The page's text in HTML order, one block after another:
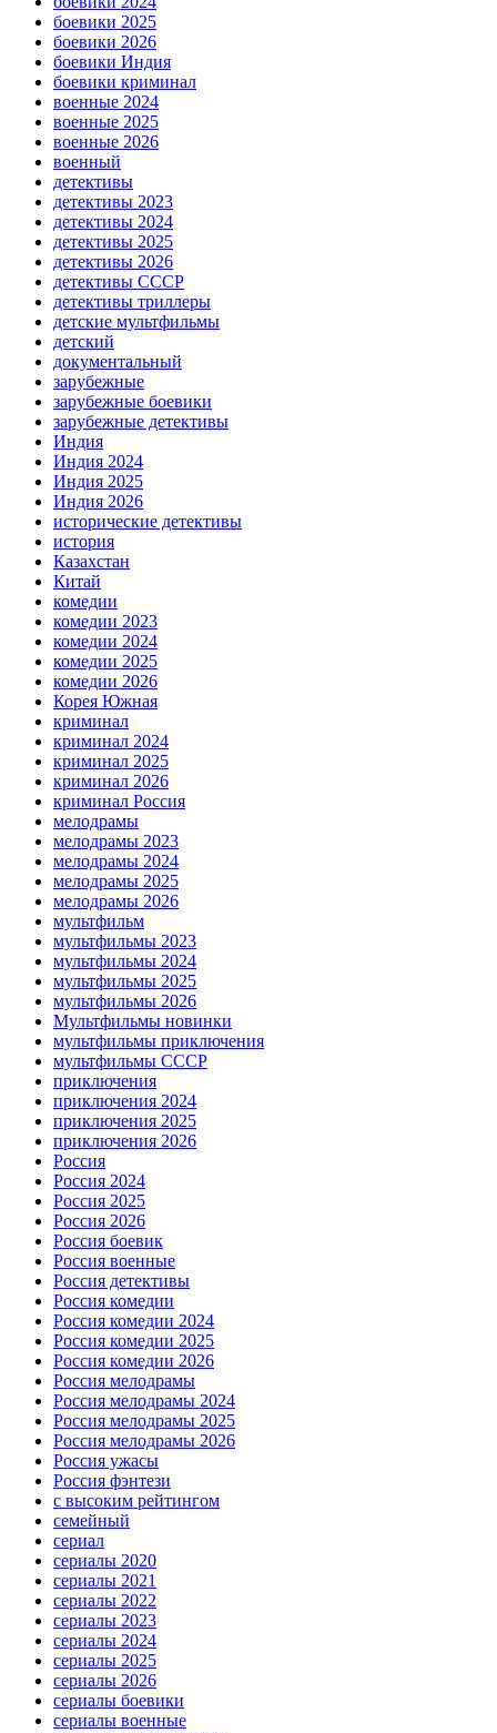
боевики 2025
боевики 2026
боевики Индия
боевики криминал
военные 2024
военные 2025
военные 2026
военный
детективы
детективы 2023
детективы 2024
детективы 2025
детективы 2026
детективы СССР
детективы триллеры
детские мультфильмы
детский
документальный
зарубежные
зарубежные боевики
зарубежные детективы
Индия
Индия 2024
Индия 2025
Индия 2026
исторические детективы
история
Казахстан
Китай
комедии
комедии 2023
комедии 2024
комедии 2025
комедии 2026
Корея Южная
криминал
криминал 2024
криминал 2025
криминал 2026
криминал Россия
мелодрамы
мелодрамы 2023
мелодрамы 2024
мелодрамы 2025
мелодрамы 2026
мультфильм
мультфильмы 2023
мультфильмы 2024
мультфильмы 2025
мультфильмы 2026
Мультфильмы новинки
мультфильмы приключения
мультфильмы СССР
приключения
приключения 2024
приключения 2025
приключения 2026
Россия
Россия 2024
Россия 2025
Россия 2026
Россия боевик
Россия военные
Россия детективы
Россия комедии
Россия комедии 2024
Россия комедии 2025
Россия комедии 2026
Россия мелодрамы
Россия мелодрамы 2024
Россия мелодрамы 2025
Россия мелодрамы 2026
Россия ужасы
Россия фэнтези
с высоким рейтингом
семейный
сериал
сериалы 2020
сериалы 2021
сериалы 2022
сериалы 2023
сериалы 2024
сериалы 2025
сериалы 2026
сериалы боевики
сериалы военные